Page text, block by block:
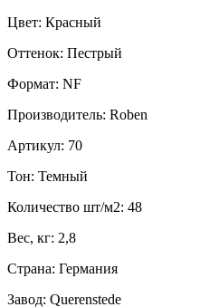
Цвет: Красный
Оттенок: Пестрый
Формат: NF
Производитель: Roben
Артикул: 70
Тон: Темный
Количество шт/м2: 48
Вес, кг: 2,8
Страна: Германия
Завод: Querenstede